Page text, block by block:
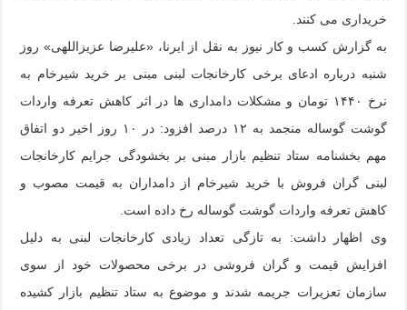
خریداری می کنند.
به گزارش کسب و کار نیوز به نقل از ایرنا، «علیرضا عزیزاللهی» روز
شنبه درباره ادعای برخی کارخانجات لبنی مبنی بر خرید شیرخام به
نرخ ۱۴۴۰ تومان و مشکلات دامداری ها در اثر کاهش تعرفه واردات
گوشت گوساله منجمد به ۱۲ درصد افزود: در ۱۰ روز اخیر دو اتفاق
مهم بخشنامه ستاد تنظیم بازار مبنی بر بخشودگی جرایم کارخانجات
لبنی گران فروش با خرید شیرخام از دامداران به قیمت مصوب و
کاهش تعرفه واردات گوشت گوساله رخ داده است.
وی اظهار داشت: به تازگی تعداد زیادی کارخانجات لبنی به دلیل
افزایش قیمت و گران فروشی در برخی محصولات خود از سوی
سازمان تعزیرات جریمه شدند و موضوع به ستاد تنظیم بازار کشیده